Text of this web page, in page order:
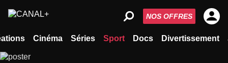
Cinéma Séries Sport Docs Divertissement
NOS OFFRES